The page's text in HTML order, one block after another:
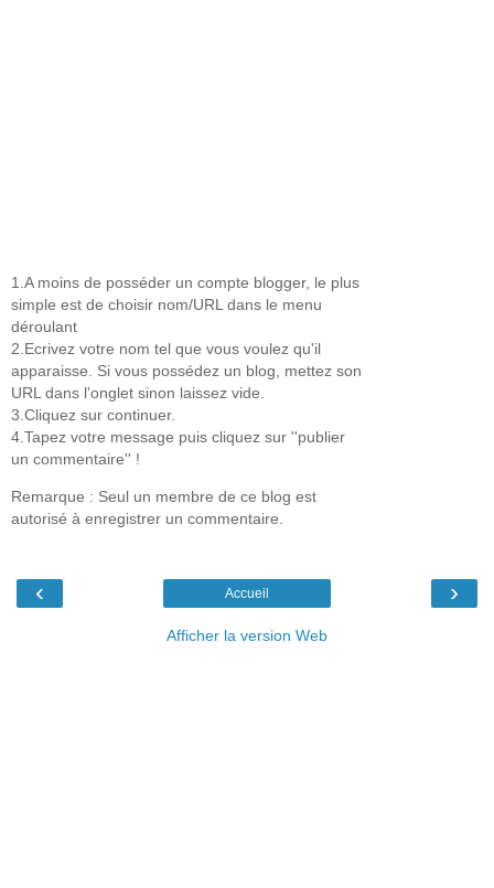
1.A moins de posséder un compte blogger, le plus
simple est de choisir nom/URL dans le menu
déroulant
2.Ecrivez votre nom tel que vous voulez qu'il
apparaisse. Si vous possédez un blog, mettez son
URL dans l'onglet sinon laissez vide.
3.Cliquez sur continuer.
4.Tapez votre message puis cliquez sur ''publier
un commentaire'' !
Remarque : Seul un membre de ce blog est
autorisé à enregistrer un commentaire.
‹ ›
Accueil
Afficher la version Web